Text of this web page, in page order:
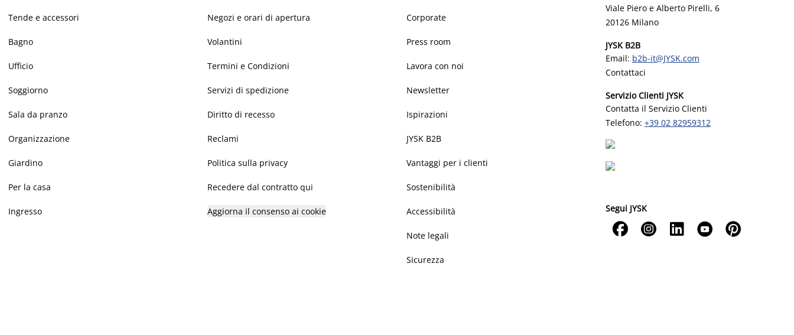
Tende e accessori
Bagno
Ufficio
Soggiorno
Sala da pranzo
Organizzazione
Giardino
Per la casa
Ingresso
Negozi e orari di apertura
Volantini
Termini e Condizioni
Servizi di spedizione
Diritto di recesso
Reclami
Politica sulla privacy
Recedere dal contratto qui
Aggiorna il consenso ai cookie
Corporate
Press room
Lavora con noi
Newsletter
Ispirazioni
JYSK B2B
Vantaggi per i clienti
Sostenibilità
Accessibilità
Note legali
Sicurezza
Viale Piero e Alberto Pirelli, 6
20126 Milano
JYSK B2B
Email: b2b-it@JYSK.com
Contattaci
Servizio Clienti JYSK
Contatta il Servizio Clienti
Telefono: +39 02 82959312
Segui JYSK
    